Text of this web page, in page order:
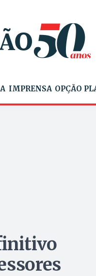
IMPRENSA OPÇÃO